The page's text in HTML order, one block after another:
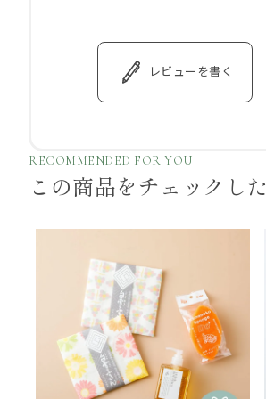
レビューを書く
RECOMMENDED FOR YOU
この商品をチェックした